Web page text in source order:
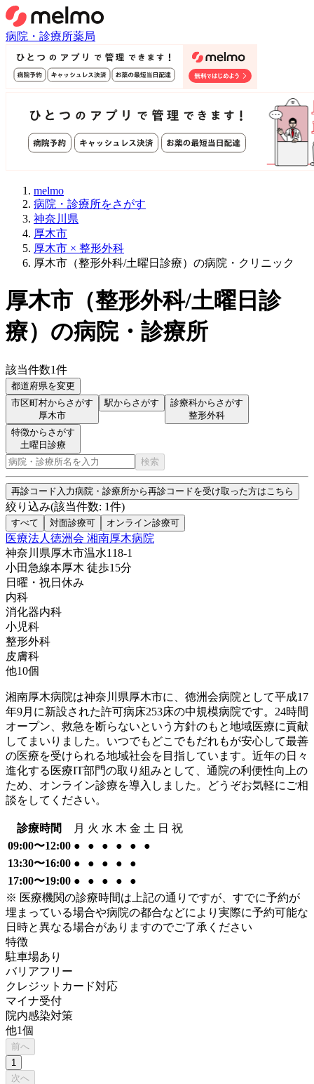
病院・診療所薬局
melmo
病院・診療所をさがす
神奈川県
厚木市
厚木市 × 整形外科
厚木市（整形外科/土曜日診療）の病院・クリニック
厚木市 （整形外科/土曜日診
療） の病院・診療所
該当件数1件
都道府県を変更
市区町村からさがす
厚木市
駅からさがす
診療科からさがす
整形外科
特徴からさがす
土曜日診療
検索
再診コード入力病院・診療所から再診コードを受け取った方はこちら
絞り込み(該当件数: 1件)
すべて 対面診療可 オンライン診療可
医療法人徳洲会 湘南厚木病院
神奈川県厚木市温水118-1
小田急線本厚木 徒歩15分
日曜・祝日 休み
内科
消化器内科
小児科
整形外科
皮膚科
他10個
湘南厚木病院は神奈川県厚木市に、徳洲会病院として平成17
年9月に新設された許可病床253床の中規模病院です。24時間
オープン、救急を断らないという方針のもと地域医療に貢献
してまいりました。いつでもどこでもだれもが安心して最善
の医療を受けられる地域社会を目指しています。近年の日々
進化する医療IT部門の取り組みとして、通院の利便性向上の
ため、オンライン診療を導入しました。どうぞお気軽にご相
談をしてください。
診療時間 月 火 水 木 金 土 日 祝
09:00〜12:00 ● ● ● ● ●
●
13:30〜16:00 ● ● ● ●
●
17:00〜19:00 ● ● ● ●
●
※ 医療機関の診療時間は上記の通りですが、すでに予約が
埋まっている場合や病院の都合などにより実際に予約可能な
日時と異なる場合がありますのでご了承ください
特徴
駐車場あり
バリアフリー
クレジットカード対応
マイナ受付
院内感染対策
他1個
前へ
1
次へ